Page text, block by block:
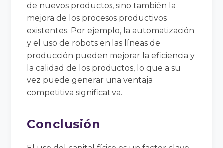
de nuevos productos, sino también la
mejora de los procesos productivos
existentes. Por ejemplo, la automatización
y el uso de robots en las líneas de
producción pueden mejorar la eficiencia y
la calidad de los productos, lo que a su
vez puede generar una ventaja
competitiva significativa.
Conclusión